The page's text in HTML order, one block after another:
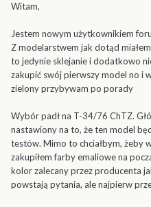
Witam,
Jestem nowym użytkownikiem
Z modelarstwem jak dotąd
to jedynie sklejanie i dodatkowo
zakupić swój pierwszy model no i
zielony przybywam po porady
Wybór padł na T-34/76 ChTZ.
nastawiony na to, że ten model
testów. Mimo to chciałbym, żeby
zakupiłem farby emaliowe na
kolor zalecany przez producenta
powstają pytania, ale najpierw